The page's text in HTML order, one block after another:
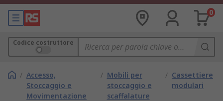
0
Codice costruttore
/ Accesso,
Stoccaggio e
Movimentazione
/ Mobili per
stoccaggio e
scaffalature
/ Cassettiere
modulari